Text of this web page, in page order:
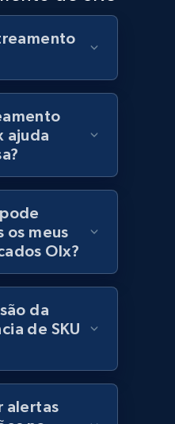
and more.
data on
keywords
Final price,
and more.
Initial price, Final
Comece agora
ajuda
os meus
Olx?
da
de SKU
alertas